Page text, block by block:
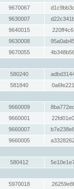
9670067
9630007
9640015
9630008
9670055
580240
581840
9660009
9660001
9660007
9660005
580412
5970018